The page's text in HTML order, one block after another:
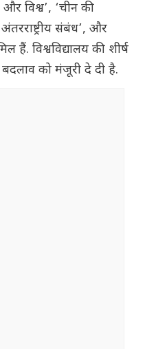
विश्व’, ‘चीन की
संबंध’, और
हैं. विश्वविद्यालय की शीर्ष
को मंजूरी दे दी है.